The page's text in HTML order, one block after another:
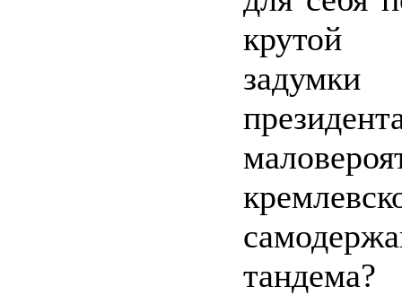
крутой
тандема?